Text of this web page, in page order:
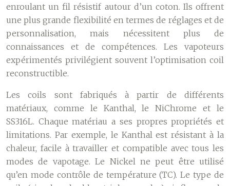
enroulant un fil résistif autour d’un coton. Ils offrent
une plus grande flexibilité en termes de réglages et de
personnalisation, mais nécessitent plus de
connaissances et de compétences. Les vapoteurs
expérimentés privilégient souvent l’optimisation coil
reconstructible.
Les coils sont fabriqués à partir de différents
matériaux, comme le Kanthal, le NiChrome et le
SS316L. Chaque matériau a ses propres propriétés et
limitations. Par exemple, le Kanthal est résistant à la
chaleur, facile à travailler et compatible avec tous les
modes de vapotage. Le Nickel ne peut être utilisé
qu’en mode contrôle de température (TC). Le type de